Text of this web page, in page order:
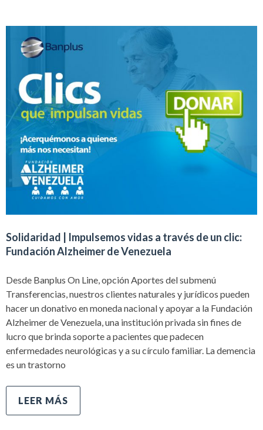
Solidaridad | Impulsemos vidas a través de un clic:
Fundación Alzheimer de Venezuela
Desde Banplus On Line, opción Aportes del submenú
Transferencias, nuestros clientes naturales y jurídicos pueden
hacer un donativo en moneda nacional y apoyar a la Fundación
Alzheimer de Venezuela, una institución privada sin fines de
lucro que brinda soporte a pacientes que padecen
enfermedades neurológicas y a su círculo familiar. La demencia
es un trastorno
LEER MÁS